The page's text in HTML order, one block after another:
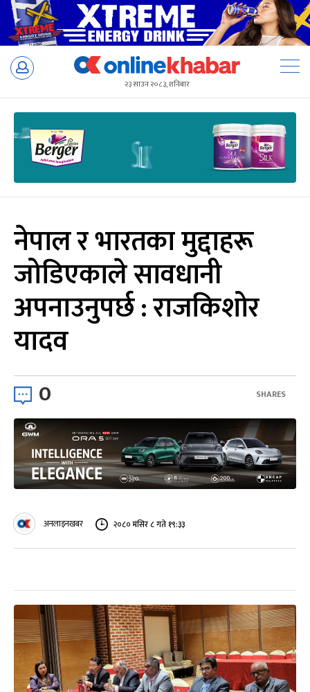
Skip
२३ साउन २०८३, शनिबार
नेपाल र भारतका मुद्दाहरू
जोडिएकाले सावधानी
अपनाउनुपर्छ : राजकिशोर
यादव
0 SHARES
अनलाइनखबर २०८० मंसिर ८ गते १९:३३